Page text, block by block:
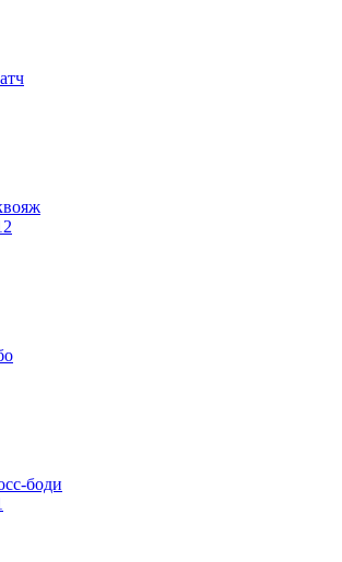
боди